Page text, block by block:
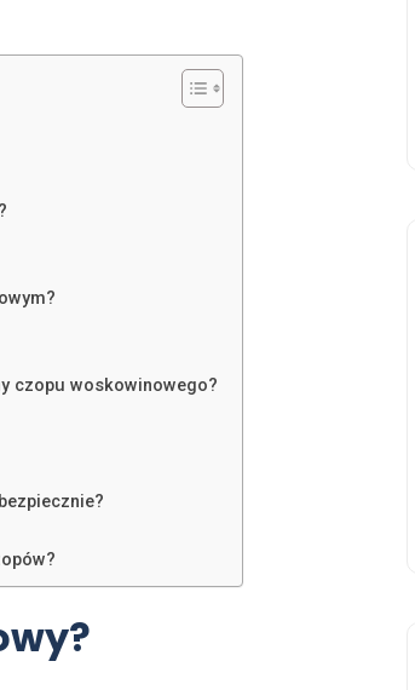
czopu woskowinowego?